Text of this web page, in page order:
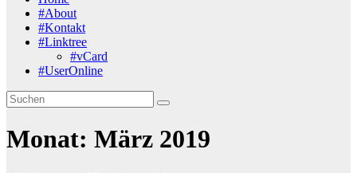
#About
#Kontakt
#Linktree
#vCard
#UserOnline
Monat: März 2019